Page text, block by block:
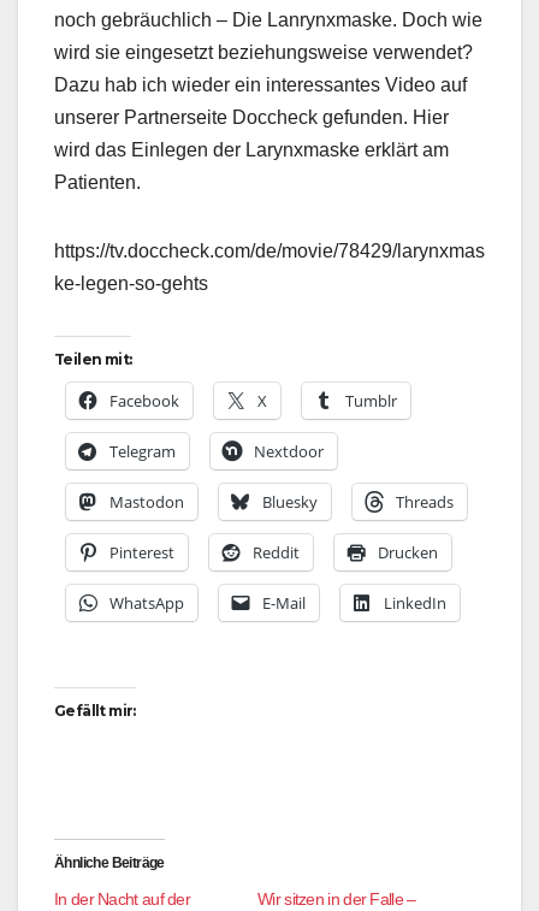
noch gebräuchlich – Die Lanrynxmaske. Doch wie
wird sie eingesetzt beziehungsweise verwendet?
Dazu hab ich wieder ein interessantes Video auf
unserer Partnerseite Doccheck gefunden. Hier
wird das Einlegen der Larynxmaske erklärt am
Patienten.
https://tv.doccheck.com/de/movie/78429/larynxmas
ke-legen-so-gehts
Teilen mit:
Facebook X Tumblr
Telegram Nextdoor
Mastodon Bluesky Threads
Pinterest Reddit Drucken
WhatsApp E-Mail LinkedIn
Gefällt mir:
Ähnliche Beiträge
In der Nacht auf der
Wir sitzen in der Falle –